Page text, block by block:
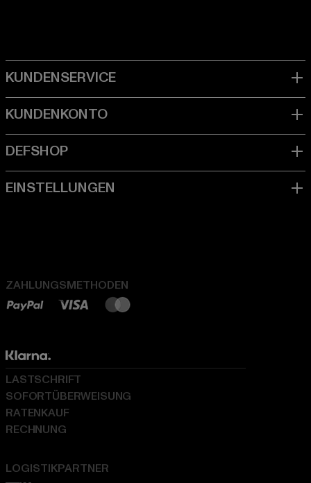
ZAHLUNGSMETHODEN
LOGISTIKPARTNER
LASTSCHRIFT
SOFORTÜBERWEISUNG
RATENKAUF
RECHNUNG